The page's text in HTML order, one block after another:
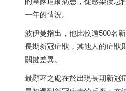
一年的情況。
波伊曼指出，他比較逾500名
長期新冠症狀，其他人的症狀
關鍵差異。
最顯著之處在於出現長期新冠